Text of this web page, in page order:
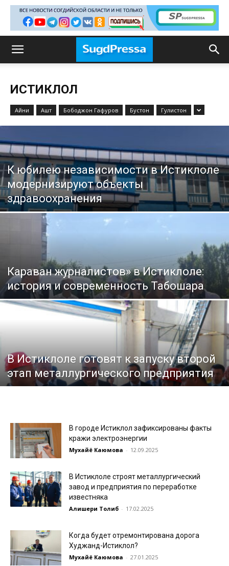
ИСТИКЛОЛ
Айни Ашт Бободжон Гафуров Бустон Гулистон
К юбилею независимости в Истиклоле
модернизируют объекты
здравоохранения
Караван журналистов» в Истиклоле:
история и современность Табошара
В Истиклоле готовят к запуску второй
этап металлургического предприятия
В городе Истиклол зафиксированы факты
кражи электроэнергии
Мухайё Каюмова - 12.09.2025
В Истиклоле строят металлургический
завод и предприятия по переработке
известняка
Алишери Толиб - 17.02.2025
Когда будет отремонтирована дорога
Худжанд-Истиклол?
Мухайё Каюмова - 27.01.2025